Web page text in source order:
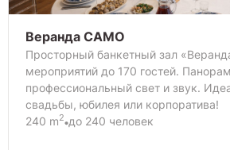
Веранда САМО
Просторный банкетный зал
мероприятий до 170 гостей.
профессиональный свет и звук.
свадьбы, юбилея или корпоратива!
240 m2 до 240 человек